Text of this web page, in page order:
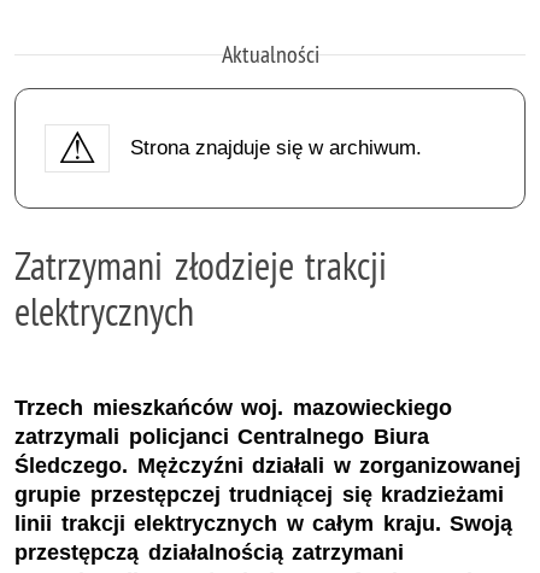
Aktualności
Strona znajduje się w archiwum.
Zatrzymani złodzieje trakcji
elektrycznych
Trzech mieszkańców woj. mazowieckiego
zatrzymali policjanci Centralnego Biura
Śledczego. Mężczyźni działali w zorganizowanej
grupie przestępczej trudniącej się kradzieżami
linii trakcji elektrycznych w całym kraju. Swoją
przestępczą działalnością zatrzymani